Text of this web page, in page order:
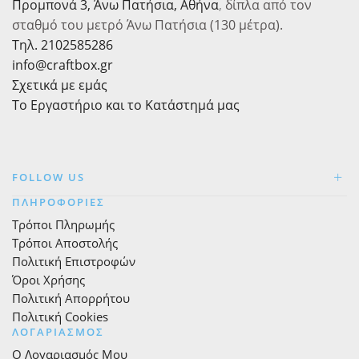
Προμπονά 3, Άνω Πατήσια, Αθήνα, δίπλα από τον
σταθμό του μετρό Άνω Πατήσια (130 μέτρα).
Τηλ. 2102585286
info@craftbox.gr
Σχετικά με εμάς
Το Εργαστήριο και το Κατάστημά μας
FOLLOW US
ΠΛΗΡΟΦΟΡΙΕΣ
Τρόποι Πληρωμής
Τρόποι Αποστολής
Πολιτική Επιστροφών
Όροι Χρήσης
Πολιτική Απορρήτου
Πολιτική Cookies
ΛΟΓΑΡΙΑΣΜΟΣ
Ο Λογαριασμός Μου